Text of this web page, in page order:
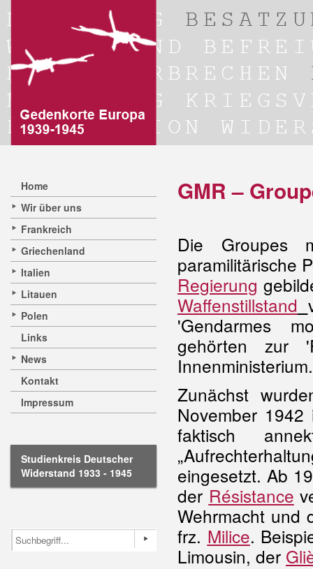
Home
Wir über uns
Frankreich
Griechenland
Italien
Litauen
Polen
Links
News
Kontakt
Impressum
Studienkreis Deutscher
Widerstand 1933 - 1945
GMR –
Die Groupes
paramilitärische
Regierung
Waffenstillstand
'Gendarmes
gehörten zur
Innenministerium.
Zunächst
November
faktisch
eingesetzt. Ab
der Résistance
Wehrmacht und
frz. Milice.
Limousin, der